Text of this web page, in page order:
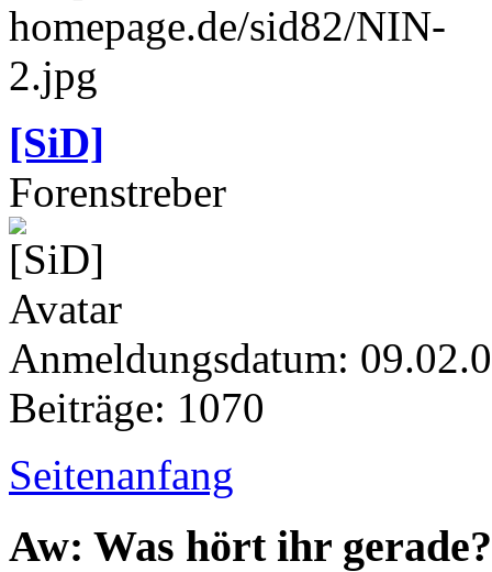
[SiD]
Forenstreber
Anmeldungsdatum:
Beiträge: 1070
Seitenanfang
Aw: Was hört ihr gerade?